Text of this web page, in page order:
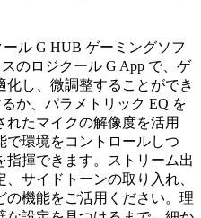
ル G HUB ゲーミングソフ
のロジクール G App で、ゲ
し、微調整することができ
か、パラメトリック EQ を
れたマイクの解像度を活用
で環境をコントロールしつ
揮できます。ストリーム出
サイドトーンの取り入れ、
の機能をご活用ください。理